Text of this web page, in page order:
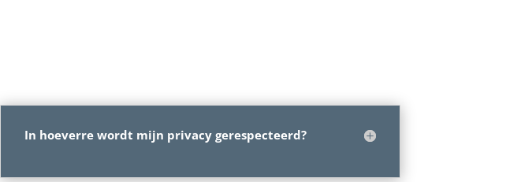
In hoeverre wordt mijn privacy gerespecteerd?